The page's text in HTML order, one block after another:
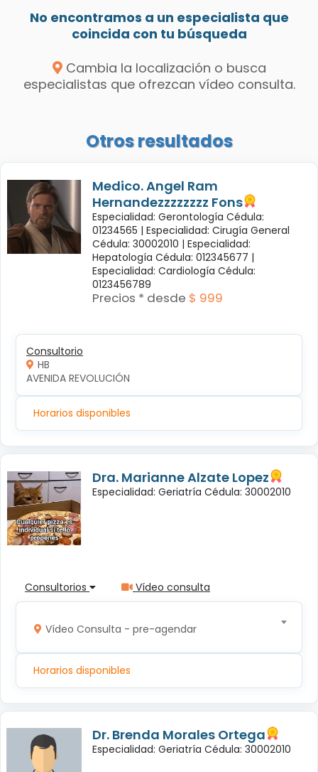
No encontramos a un especialista que
coincida con tu búsqueda
Cambia la localización o busca
especialistas que ofrezcan vídeo consulta.
Otros resultados
Medico. Angel Ram
Hernandezzzzzzzz Fons
Especialidad: Gerontología Cédula:
01234565 | Especialidad: Cirugía General
Cédula: 30002010 | Especialidad:
Hepatología Cédula: 012345677 |
Especialidad: Cardiología Cédula:
0123456789
Precios * desde $ 999
Consultorio
HB
AVENIDA REVOLUCIÓN
Horarios disponibles
Dra. Marianne Alzate Lopez
Especialidad: Geriatría Cédula: 30002010
Consultorios Vídeo consulta
Vídeo Consulta - pre-agendar
Horarios disponibles
Dr. Brenda Morales Ortega
Especialidad: Geriatría Cédula: 30002010